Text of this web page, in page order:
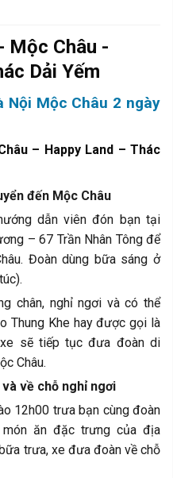
Mộc Châu -
Dải Yếm
Nội Mộc Châu 2 ngày
– Happy Land – Thác
đến Mộc Châu
dẫn viên đón bạn tại
– 67 Trần Nhân Tông để
Đoàn dùng bữa sáng ở
chân, nghỉ ngơi và có thể
Thung Khe hay được gọi là
sẽ tiếp tục đưa đoàn di
Châu.
về chỗ nghỉ ngơi
12h00 trưa bạn cùng đoàn
ăn đặc trưng của địa
trưa, xe đưa đoàn về chỗ